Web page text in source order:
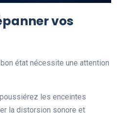
vos
état nécessite une attention
les enceintes
la distorsion sonore et